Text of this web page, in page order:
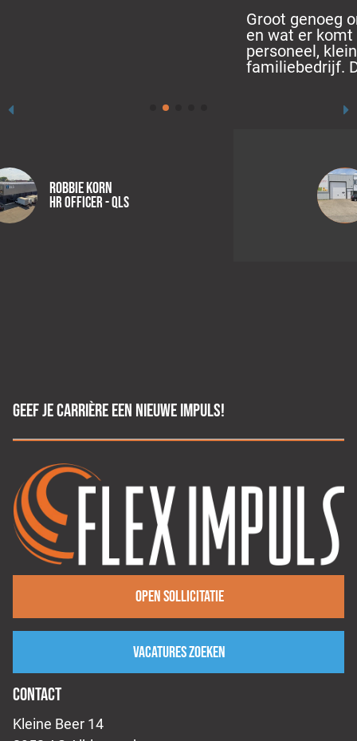
Groot genoeg om te helpen met alle vacatures
en wat er komt kijken bij het inhuren van
personeel, klein genoeg om te voelen als een
familiebedrijf. Dik tevreden over onze ervaring.
GEEF JE CARRIÈRE EEN NIEUWE IMPULS!
Open sollicitatie
Vacatures zoeken
CONTACT
Kleine Beer 14